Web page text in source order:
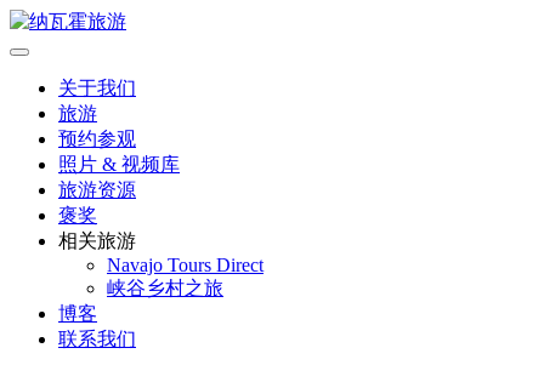
跳
到
关于我们
旅游
预约参观
照片 & 视频库
旅游资源
褒奖
相关旅游
Navajo Tours Direct
峡谷乡村之旅
博客
联系我们